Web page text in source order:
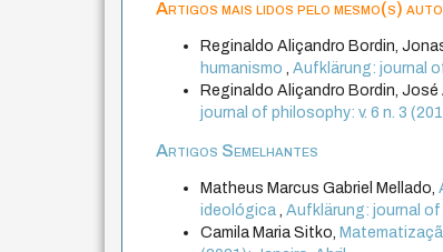
Artigos mais lidos pelo mesmo(s)
Reginaldo Aliçandro Bordin,
humanismo,Aufklärung: journal
Reginaldo Aliçandro Bordin,
journal of philosophy: v. 6 n. 3
Artigos Semelhantes
Matheus Marcus Gabriel Mellado,
ideológica,Aufklärung: journal of
Camila Maria Sitko,